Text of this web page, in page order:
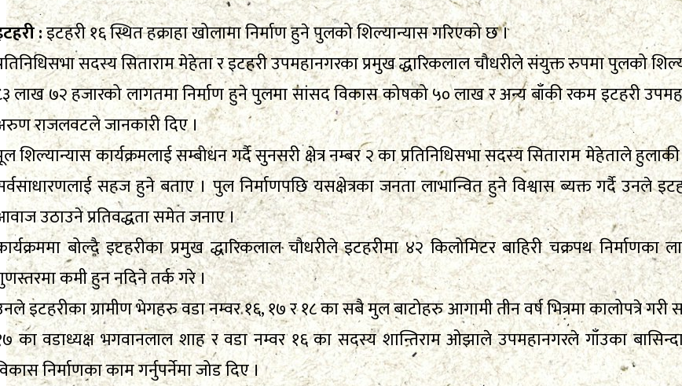
:इटहरी १६ स्थित हक्राहा खोलामा निर्माण हुने पुलको शिल्यान्यास गरिएको छ ।
सदस्य सिताराम मेहेता र इटहरी उपमहानगरका प्रमुख द्धारिकलाल चौधरीले संयुक्त रुपमा पुलको
लाख ७२ हजारको लागतमा निर्माण हुने पुलमा सांसद विकास कोषको ५० लाख र अन्य बाँकी रकम इटहरी
राजलवटले जानकारी दिए ।
शिल्यान्यास कार्यक्रमलाई सम्बोधन गर्दै सुनसरी क्षेत्र नम्बर २ का प्रतिनिधिसभा सदस्य सिताराम मेहेताले
सहज हुने बताए । पुल निर्माणपछि यसक्षेत्रका जनता लाभान्वित हुने विश्वास ब्यक्त गर्दै उनले
उठाउने प्रतिवद्धता समेत जनाए ।
बोल्दै इटहरीका प्रमुख द्धारिकलाल चौधरीले इटहरीमा ४२ किलोमिटर बाहिरी चक्रपथ
कमी हुन नदिने तर्क गरे ।
इटहरीका ग्रामीण भेगहरु वडा नम्वर १६, १७ र १८ का सबै मुल बाटोहरु आगामी तीन वर्ष भित्रमा कालोपत्रे
का वडाध्यक्ष भगवानलाल शाह र वडा नम्वर १६ का सदस्य शान्तिराम ओझाले उपमहानगरले गाँउका
निर्माणका काम गर्नुपर्नेमा जोड दिए ।